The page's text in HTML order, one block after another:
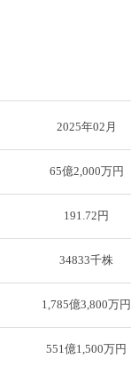
2025年02月
65億2,000万円
191.72円
34833千株
1,785億3,800万円
551億1,500万円